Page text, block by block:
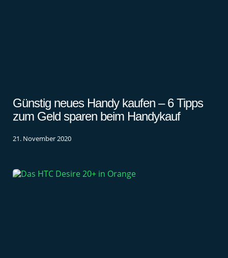
Günstig neues Handy kaufen – 6 Tipps
zum Geld sparen beim Handykauf
21. November 2020